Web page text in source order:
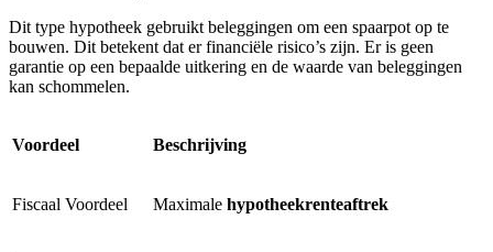
Dit type hypotheek gebruikt beleggingen om een spaarpot op te
bouwen. Dit betekent dat er financiële risico’s zijn. Er is geen
garantie op een bepaalde uitkering en de waarde van beleggingen
kan schommelen.
Voordeel Beschrijving
Fiscaal Voordeel Maximale hypotheekrenteaftrek